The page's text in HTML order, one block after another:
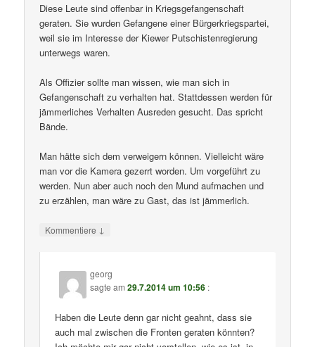
Diese Leute sind offenbar in Kriegsgefangenschaft
geraten. Sie wurden Gefangene einer Bürgerkriegspartei,
weil sie im Interesse der Kiewer Putschistenregierung
unterwegs waren.
Als Offizier sollte man wissen, wie man sich in
Gefangenschaft zu verhalten hat. Stattdessen werden für
jämmerliches Verhalten Ausreden gesucht. Das spricht
Bände.
Man hätte sich dem verweigern können. Vielleicht wäre
man vor die Kamera gezerrt worden. Um vorgeführt zu
werden. Nun aber auch noch den Mund aufmachen und
zu erzählen, man wäre zu Gast, das ist jämmerlich.
Kommentiere ↓
georg
sagte am29.7.2014 um 10:56 :
Haben die Leute denn gar nicht geahnt, dass sie
auch mal zwischen die Fronten geraten könnten?